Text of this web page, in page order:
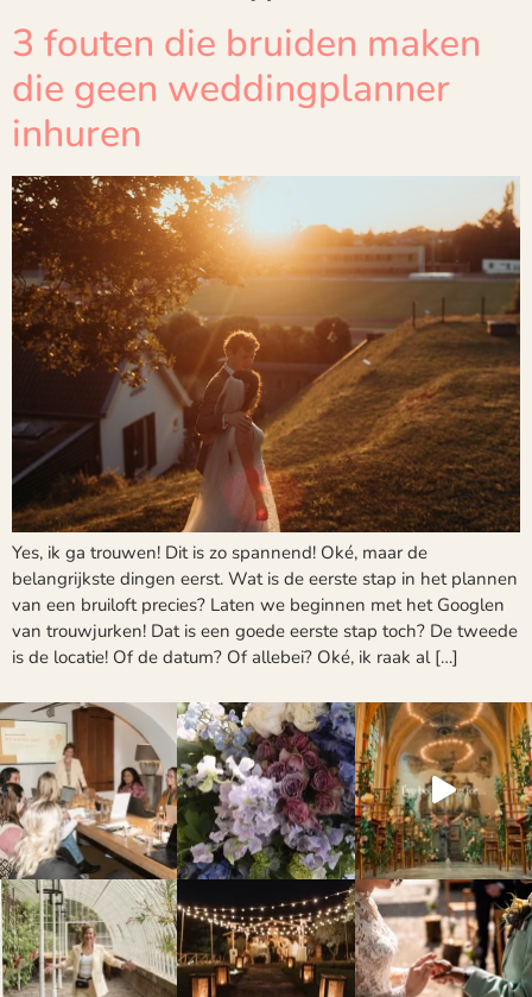
3 fouten die bruiden maken
die geen weddingplanner
inhuren
Yes, ik ga trouwen! Dit is zo spannend! Oké, maar de
belangrijkste dingen eerst. Wat is de eerste stap in het plannen
van een bruiloft precies? Laten we beginnen met het Googlen
van trouwjurken! Dat is een goede eerste stap toch? De tweede
is de locatie! Of de datum? Of allebei? Oké, ik raak al […]